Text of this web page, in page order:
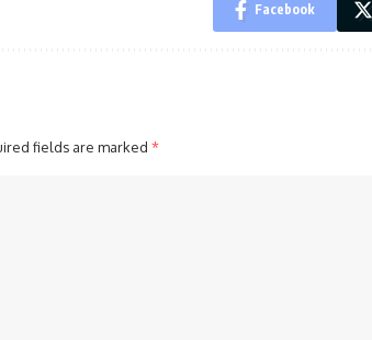
Facebook
fields are marked *